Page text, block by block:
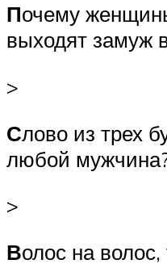
Почему
выходят замуж
>
Слово из трех
любой
>
Волос на